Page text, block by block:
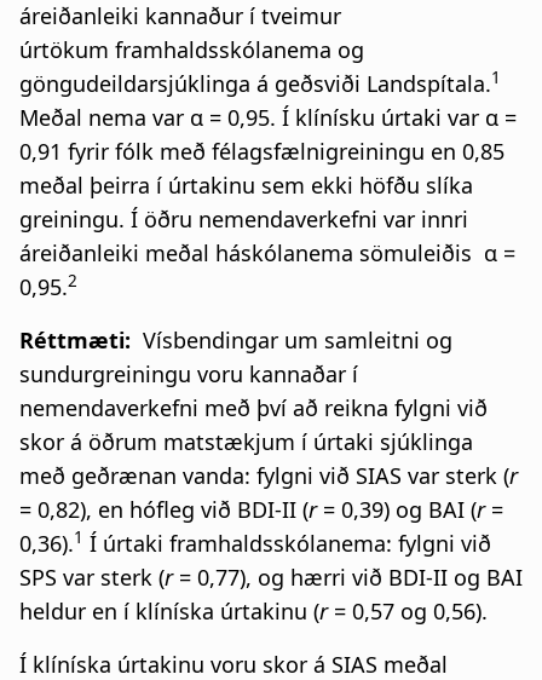
áreiðanleiki kannaður í tveimur
úrtökum framhaldsskólanema og
göngudeildarsjúklinga á geðsviði Landspítala.1
Meðal nema var α = 0,95. Í klínísku úrtaki var α =
0,91 fyrir fólk með félagsfælnigreiningu en 0,85
meðal þeirra í úrtakinu sem ekki höfðu slíka
greiningu. Í öðru nemendaverkefni var innri
áreiðanleiki meðal háskólanema sömuleiðis α =
0,95.2
Réttmæti: Vísbendingar um samleitni og
sundurgreiningu voru kannaðar í
nemendaverkefni með því að reikna fylgni við
skor á öðrum matstækjum í úrtaki sjúklinga
með geðrænan vanda: fylgni við SIAS var sterk (r
= 0,82), en hófleg við BDI-II (r= 0,39) og BAI (r=
0,36).1 Í úrtaki framhaldsskólanema: fylgni við
SPS var sterk (r= 0,77), og hærri við BDI-II og BAI
heldur en í klíníska úrtakinu (r= 0,57 og 0,56).
Í klíníska úrtakinu voru skor á SIAS meðal